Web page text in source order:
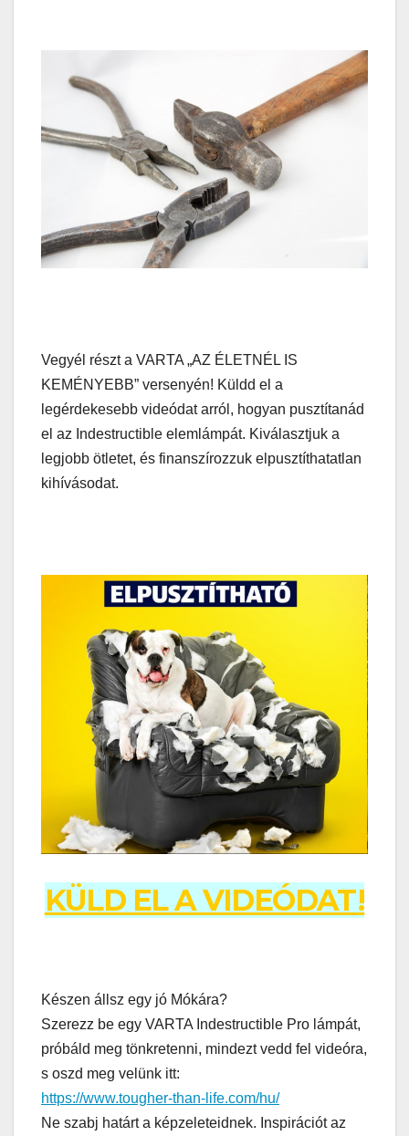
Vegyél részt a VARTA „AZ ÉLETNÉL IS
KEMÉNYEBB” versenyén! Küldd el a
legérdekesebb videódat arról, hogyan pusztítanád
el az Indestructible elemlámpát. Kiválasztjuk a
legjobb ötletet, és finanszírozzuk elpusztíthatatlan
kihívásodat.
KÜLD EL A VIDEÓDAT!
Készen állsz egy jó Mókára?
Szerezz be egy VARTA Indestructible Pro lámpát,
próbáld meg tönkretenni, mindezt vedd fel videóra,
s oszd meg velünk itt:
https://www.tougher-than-life.com/hu/
Ne szabj határt a képzeleteidnek. Inspirációt az